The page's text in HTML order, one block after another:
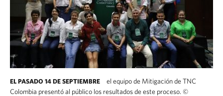
EL PASADO 14 DE SEPTIEMBRE
el equipo de Mitigación de TNC
Colombia presentó al público los resultados de este proceso. ©